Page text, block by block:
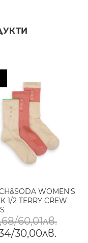
WOMEN'S
1/2 TERRY CREW
60,01лв.
30,00лв.